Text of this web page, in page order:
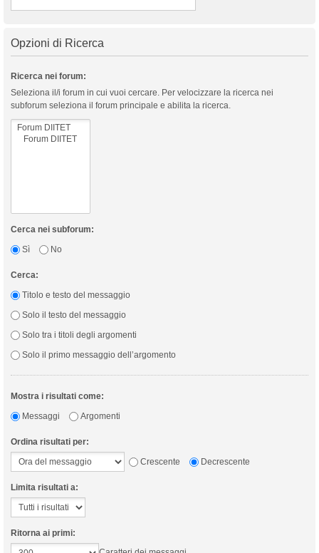
Opzioni di Ricerca
Ricerca nei forum:
Seleziona il/i forum in cui vuoi cercare. Per velocizzare la ricerca nei
subforum seleziona il forum principale e abilita la ricerca.
Cerca nei subforum:
Sì
No
Cerca:
Titolo e testo del messaggio
Solo il testo del messaggio
Solo tra i titoli degli argomenti
Solo il primo messaggio dell’argomento
Mostra i risultati come:
Messaggi
Argomenti
Ordina risultati per:
Crescente
Decrescente
Limita risultati a:
Ritorna ai primi: